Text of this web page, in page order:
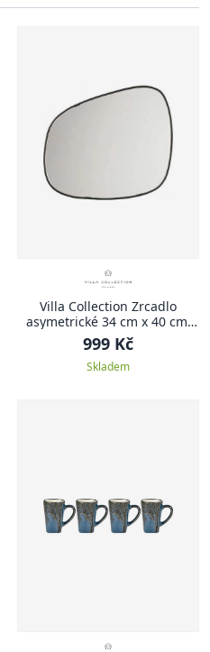
Villa Collection Zrcadlo
asymetrické 34 cm x 40 cm,
černé
999 Kč
Skladem